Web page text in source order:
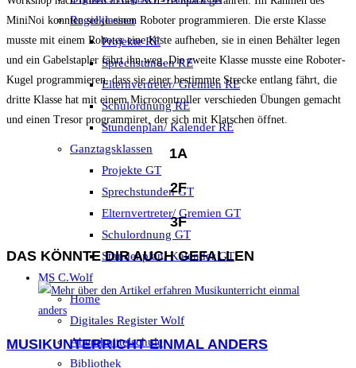
Regelklassen
Projekte RE
Sprechstunden RE
Elternvertreter/ Gremien RE
Schulordnung RE
Stundenplan/ Kalender RE
Ganztagsklassen
Projekte GT
Sprechstunden GT
Elternvertreter/ Gremien GT
Schulordnung GT
Stundenplan/ Kalender GT
MS C.Wolf
Home
Digitales Register Wolf
Abendmittelschule
Bibliothek
MiniNoi konnten sie je einen Roboter programmieren. Die erste Klasse
musste mit einem Roboter eine Kiste aufheben, sie in einen Behälter legen
und ein Gabelstapler fährt ihn weg. Die zweite Klasse musste eine Roboter-
Kugel programmieren, dass sie einer bestimmte Strecke entlang fährt, die
dritte Klasse hat mit einem Microcontroller verschieden Übungen gemacht
und einen Tresor programmiret, der sich mit Klatschen öffnet.
1A
2F
3F
DAS KÖNNTE DIR AUCH GEFALLEN
MUSIKUNTERRICHT EINMAL ANDERS